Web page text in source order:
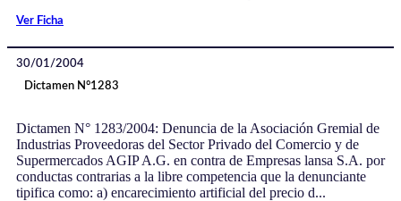
Ver Ficha
30/01/2004
Dictamen N°1283
Dictamen N° 1283/2004: Denuncia de la Asociación Gremial de
Industrias Proveedoras del Sector Privado del Comercio y de
Supermercados AGIP A.G. en contra de Empresas lansa S.A. por
conductas contrarias a la libre competencia que la denunciante
tipifica como: a) encarecimiento artificial del precio d...